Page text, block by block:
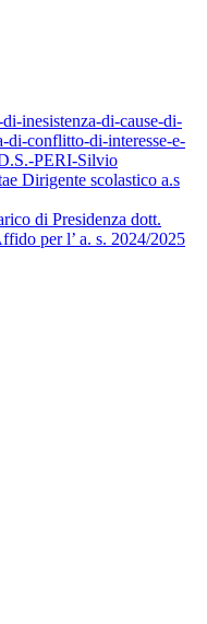
inesistenza-di-cause-di-
di-conflitto-di-interesse-e-
PERI-Silvio
Dirigente scolastico a.s
di Presidenza dott.
per l’ a. s. 2024/2025